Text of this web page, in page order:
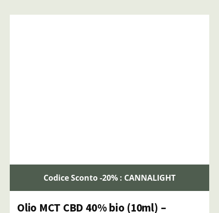
Codice Sconto -20% : CANNALIGHT
Olio MCT CBD 40% bio (10ml) –